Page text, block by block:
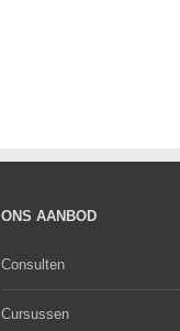
ONS AANBOD
Consulten
Cursussen